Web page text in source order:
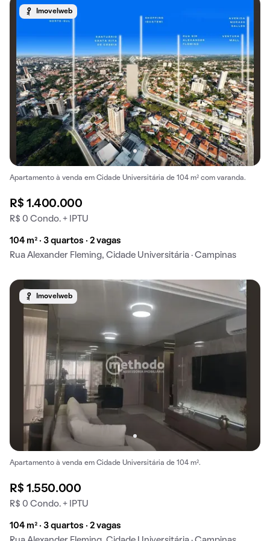
Imovelweb
Apartamento à venda em Cidade Universitária de 104 m² com varanda.
R$ 1.400.000
R$ 0 Condo. + IPTU
104 m² · 3 quartos · 2 vagas
Rua Alexander Fleming, Cidade Universitária · Campinas
Imovelweb
Apartamento à venda em Cidade Universitária de 104 m².
R$ 1.550.000
R$ 0 Condo. + IPTU
104 m² · 3 quartos · 2 vagas